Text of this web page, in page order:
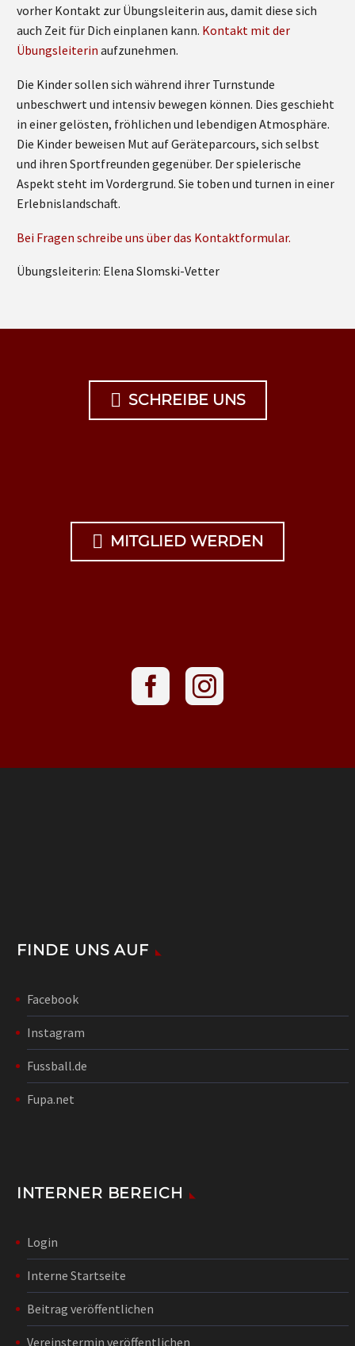
vorher Kontakt zur Übungsleiterin aus, damit diese sich
auch Zeit für Dich einplanen kann. Kontakt mit der
Übungsleiterin aufzunehmen.
Die Kinder sollen sich während ihrer Turnstunde
unbeschwert und intensiv bewegen können. Dies geschieht
in einer gelösten, fröhlichen und lebendigen Atmosphäre.
Die Kinder beweisen Mut auf Geräteparcours, sich selbst
und ihren Sportfreunden gegenüber. Der spielerische
Aspekt steht im Vordergrund. Sie toben und turnen in einer
Erlebnislandschaft.
Bei Fragen schreibe uns über das Kontaktformular.
Übungsleiterin: Elena Slomski-Vetter
 SCHREIBE UNS
 MITGLIED WERDEN
FINDE UNS AUF
Facebook
Instagram
Fussball.de
Fupa.net
INTERNER BEREICH
Login
Interne Startseite
Beitrag veröffentlichen
Vereinstermin veröffentlichen